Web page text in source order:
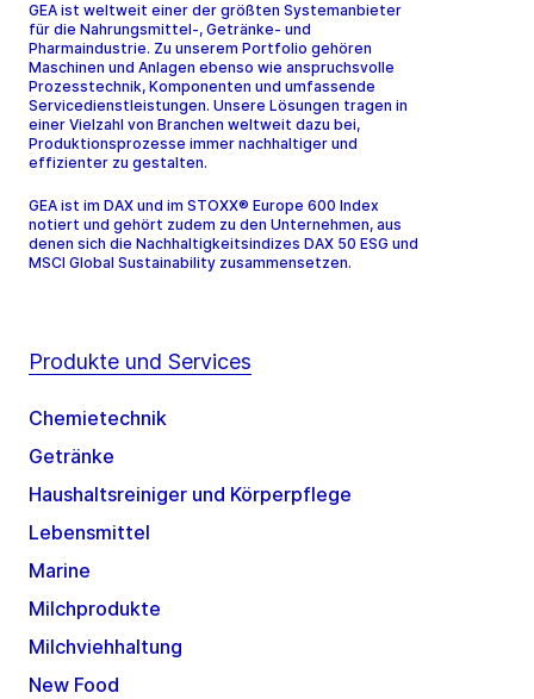
GEA ist weltweit einer der größten Systemanbieter
für die Nahrungsmittel-, Getränke- und
Pharmaindustrie. Zu unserem Portfolio gehören
Maschinen und Anlagen ebenso wie anspruchsvolle
Prozesstechnik, Komponenten und umfassende
Servicedienstleistungen. Unsere Lösungen tragen in
einer Vielzahl von Branchen weltweit dazu bei,
Produktionsprozesse immer nachhaltiger und
effizienter zu gestalten.
GEA ist im DAX und im STOXX® Europe 600 Index
notiert und gehört zudem zu den Unternehmen, aus
denen sich die Nachhaltigkeitsindizes DAX 50 ESG und
MSCI Global Sustainability zusammensetzen.
Produkte und Services
Chemietechnik
Getränke
Haushaltsreiniger und Körperpflege
Lebensmittel
Marine
Milchprodukte
Milchviehhaltung
New Food